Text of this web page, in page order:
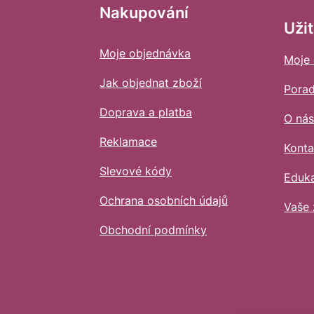
Nakupování
Moje objednávka
Jak objednat zboží
Doprava a platba
Reklamace
Slevové kódy
Ochrana osobních údajů
Obchodní podmínky
Moje
O nás
Vaše